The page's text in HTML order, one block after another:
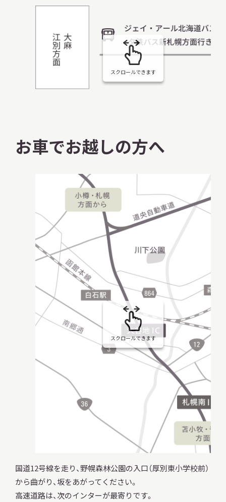
スクロールできます
お車でお越しの方へ
スクロールできます
国道12号線を走り、野幌森林公園の入口（厚別東小学校前）
から曲がり、坂をあがってください。
高速道路は、次のインターが最寄りです。